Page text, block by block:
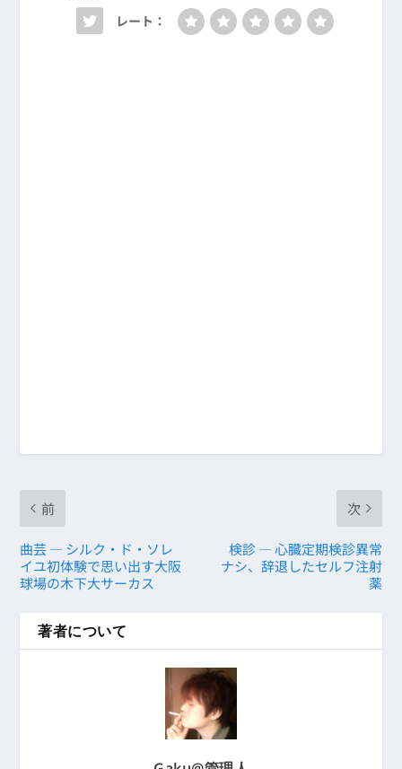
レート：
前
曲芸 ― シルク・ド・ソレ
イユ初体験で思い出す大阪
球場の木下大サーカス
次
検診 ― 心臓定期検診異常
ナシ、辞退したセルフ注射
薬
著者について